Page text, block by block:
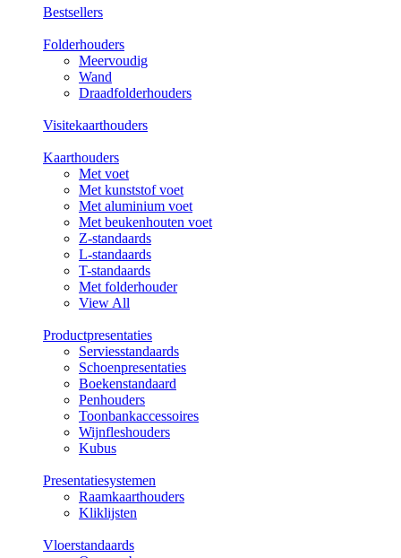
Bestsellers
Folderhouders
Meervoudig
Wand
Draadfolderhouders
Visitekaarthouders
Kaarthouders
Met voet
Met kunststof voet
Met aluminium voet
Met beukenhouten voet
Z-standaards
L-standaards
T-standaards
Met folderhouder
View All
Productpresentaties
Serviesstandaards
Schoenpresentaties
Boekenstandaard
Penhouders
Toonbankaccessoires
Wijnfleshouders
Kubus
Presentatiesystemen
Raamkaarthouders
Kliklijsten
Vloerstandaards